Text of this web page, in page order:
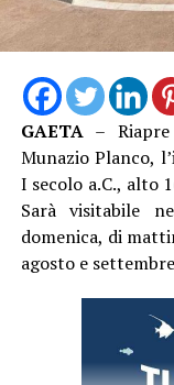
Fondamentale la
ruggenti anni
protagonista
ed è l’unico
e le
che parla di uno
scatole cinesi”.
GAETA– Riapre
Munazio Planco,
I secolo a.C., alto
Sarà visitabile
domenica, di
agosto e